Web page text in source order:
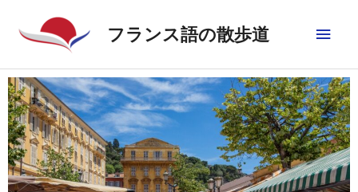
フランス語の散歩道